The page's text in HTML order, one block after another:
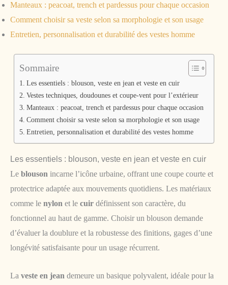
Manteaux : peacoat, trench et pardessus pour chaque occasion
Comment choisir sa veste selon sa morphologie et son usage
Entretien, personnalisation et durabilité des vestes homme
Sommaire
Les essentiels : blouson, veste en jean et veste en cuir
Vestes techniques, doudounes et coupe-vent pour l’extérieur
Manteaux : peacoat, trench et pardessus pour chaque occasion
Comment choisir sa veste selon sa morphologie et son usage
Entretien, personnalisation et durabilité des vestes homme
Les essentiels : blouson, veste en jean et veste en cuir
Le blouson incarne l’icône urbaine, offrant une coupe courte et
protectrice adaptée aux mouvements quotidiens. Les matériaux
comme le nylon et le cuir définissent son caractère, du
fonctionnel au haut de gamme. Choisir un blouson demande
d’évaluer la doublure et la robustesse des finitions, gages d’une
longévité satisfaisante pour un usage récurrent.
La veste en jean demeure un basique polyvalent, idéale pour la